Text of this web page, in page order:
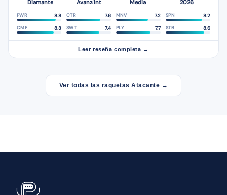
Diamante Avanz/Int Media 2026
PWR 8.8 CTR 7.6 MNV 7.2 SPN 8.2
CMF 8.3 SWT 7.4 PLY 7.7 STB 8.6
Leer reseña completa →
Ver todas las raquetas Atacante →